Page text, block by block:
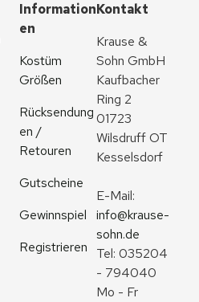
Information
en
Kostüm
Größen
Rücksendung
en /
Retouren
Gutscheine
Gewinnspiel
Registrieren
Kontakt
Krause &
Sohn GmbH
Kaufbacher
Ring 2
01723
Wilsdruff OT
Kesselsdorf
info@krause-
sohn.de
Tel: 035204
- 794040
Mo - Fr